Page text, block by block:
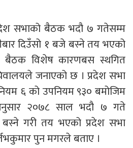
सभाको बैठक भदौ ७ गतेसम्म
दिउँसो १ बजे बस्ने तय भएको
बैठक विशेष कारणबस स्थगित
जनाएको छ । प्रदेश सभा
६ को उपनियम ९३० बमोजिम
२०७८ साल भदौ ७ गते
गरी तय भएको प्रदेश सभा
पुन मगरले बताए ।